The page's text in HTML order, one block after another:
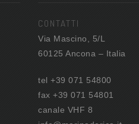
CONTATTI
Via Mascino, 5/L
60125 Ancona – Italia
tel +39 071 54800
fax +39 071 54801
canale VHF 8